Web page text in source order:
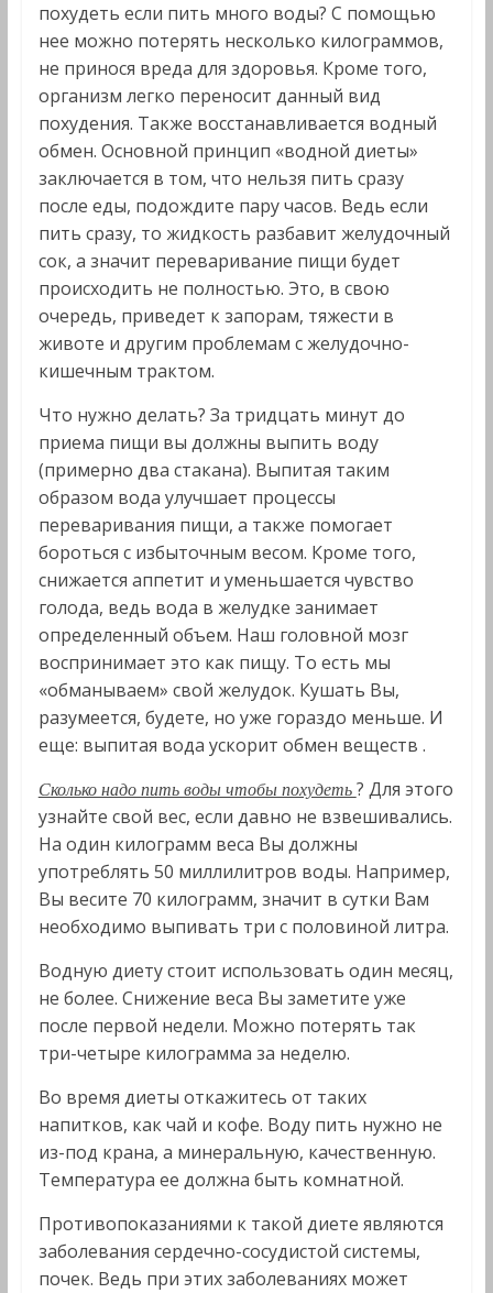
похудеть если пить много воды? С помощью
нее можно потерять несколько килограммов,
не принося вреда для здоровья. Кроме того,
организм легко переносит данный вид
похудения. Также восстанавливается водный
обмен. Основной принцип «водной диеты»
заключается в том, что нельзя пить сразу
после еды, подождите пару часов. Ведь если
пить сразу, то жидкость разбавит желудочный
сок, а значит переваривание пищи будет
происходить не полностью. Это, в свою
очередь, приведет к запорам, тяжести в
животе и другим проблемам с желудочно-
кишечным трактом.
Что нужно делать? За тридцать минут до
приема пищи вы должны выпить воду
(примерно два стакана). Выпитая таким
образом вода улучшает процессы
переваривания пищи, а также помогает
бороться с избыточным весом. Кроме того,
снижается аппетит и уменьшается чувство
голода, ведь вода в желудке занимает
определенный объем. Наш головной мозг
воспринимает это как пищу. То есть мы
«обманываем» свой желудок. Кушать Вы,
разумеется, будете, но уже гораздо меньше. И
еще: выпитая вода ускорит обмен веществ .
Сколько надо пить воды чтобы похудеть ? Для этого
узнайте свой вес, если давно не взвешивались.
На один килограмм веса Вы должны
употреблять 50 миллилитров воды. Например,
Вы весите 70 килограмм, значит в сутки Вам
необходимо выпивать три с половиной литра.
Водную диету стоит использовать один месяц,
не более. Снижение веса Вы заметите уже
после первой недели. Можно потерять так
три-четыре килограмма за неделю.
Во время диеты откажитесь от таких
напитков, как чай и кофе. Воду пить нужно не
из-под крана, а минеральную, качественную.
Температура ее должна быть комнатной.
Противопоказаниями к такой диете являются
заболевания сердечно-сосудистой системы,
почек. Ведь при этих заболеваниях может